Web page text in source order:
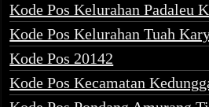
Kode Pos Kelurahan Padaleu
Kode Pos Kelurahan Tuah
Kode Pos 20142
Kode Pos Kecamatan